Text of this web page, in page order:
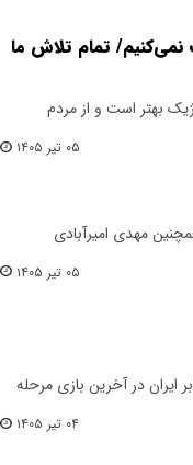
تمام تلاش ما
بهتر است و از مردم
۰۵ تیر ۱۴۰۵
مهدی امیرآبادی
۰۵ تیر ۱۴۰۵
در آخرین بازی مرحله
۰۴ تیر ۱۴۰۵